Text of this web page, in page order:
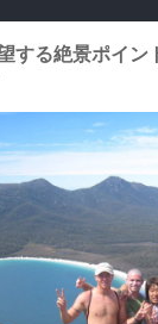
する絶景ポイン